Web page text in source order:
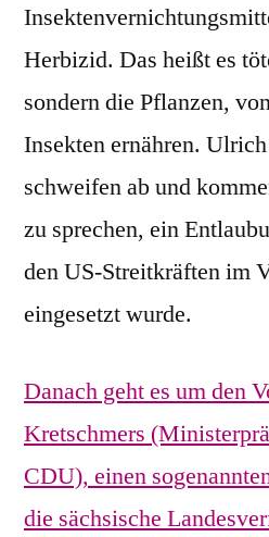
Herbizid. Das heißt es
sondern die Pflanzen,
Insekten ernähren.
schweifen ab und
zu sprechen, ein
den US-Streitkräften im
eingesetzt wurde.
Danach geht es um den
Kretschmers
CDU), einen
die sächsische